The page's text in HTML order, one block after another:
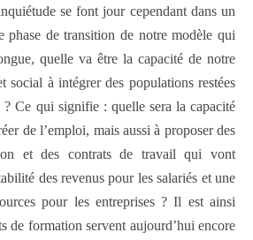
se font jour cependant dans un
phase de transition de notre modèle qui
quelle va être la capacité de notre
social à intégrer des populations restées
Ce qui signifie : quelle sera la capacité
de l’emploi, mais aussi à proposer des
et des contrats de travail qui vont
des revenus pour les salariés et une
pour les entreprises ? Il est ainsi
de formation servent aujourd’hui encore